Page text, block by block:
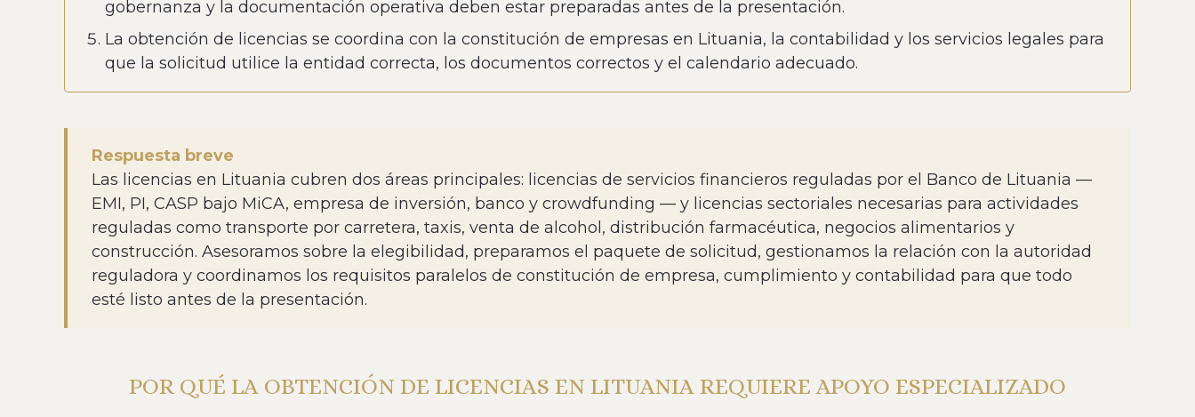
gobernanza y la documentación operativa deben estar preparadas antes de la presentación.
La obtención de licencias se coordina con la constitución de empresas en Lituania, la contabilidad y los servicios legales para
que la solicitud utilice la entidad correcta, los documentos correctos y el calendario adecuado.
Respuesta breve
Las licencias en Lituania cubren dos áreas principales: licencias de servicios financieros reguladas por el Banco de Lituania —
EMI, PI, CASP bajo MiCA, empresa de inversión, banco y crowdfunding — y licencias sectoriales necesarias para actividades
reguladas como transporte por carretera, taxis, venta de alcohol, distribución farmacéutica, negocios alimentarios y
construcción. Asesoramos sobre la elegibilidad, preparamos el paquete de solicitud, gestionamos la relación con la autoridad
reguladora y coordinamos los requisitos paralelos de constitución de empresa, cumplimiento y contabilidad para que todo
esté listo antes de la presentación.
POR QUÉ LA OBTENCIÓN DE LICENCIAS EN LITUANIA REQUIERE APOYO ESPECIALIZADO